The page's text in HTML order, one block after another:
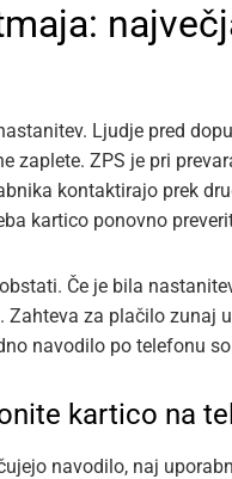
Ljudje pred
zaplete. ZPS je pri
kontaktirajo prek
kartico ponovno
Če je bila
za plačilo zunaj
navodilo po telefonu
kartico na
navodilo, naj